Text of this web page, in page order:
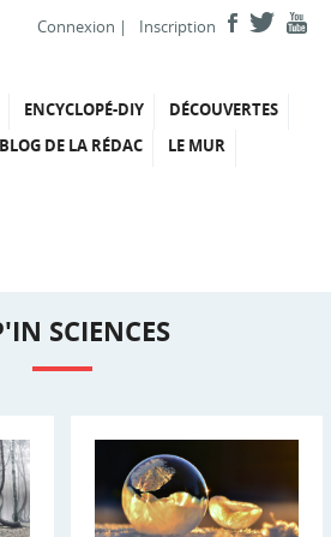
Connexion | Inscription
ENCYCLOPÉ-DIY
DÉCOUVERTES
DE LA RÉDAC
LE MUR
SCIENCES